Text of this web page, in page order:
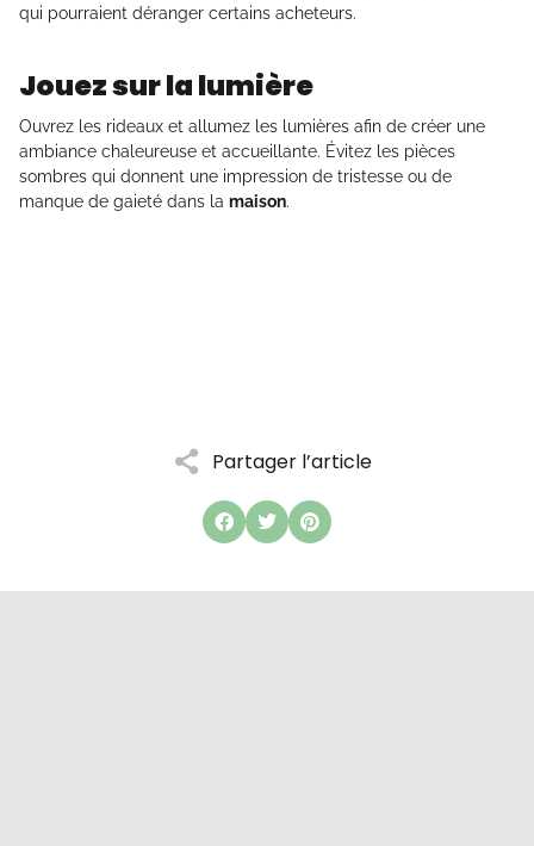
Partager l’article
qui pourraient déranger certains acheteurs.
Jouez sur la lumière
Ouvrez les rideaux et allumez les lumières afin de créer une
ambiance chaleureuse et accueillante. Évitez les pièces
sombres qui donnent une impression de tristesse ou de
manque de gaieté dans la maison.